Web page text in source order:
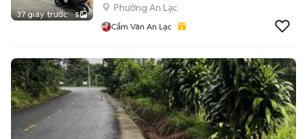
37 giây trước 5
Phường An Lạc
Cẩm Vân An Lạc